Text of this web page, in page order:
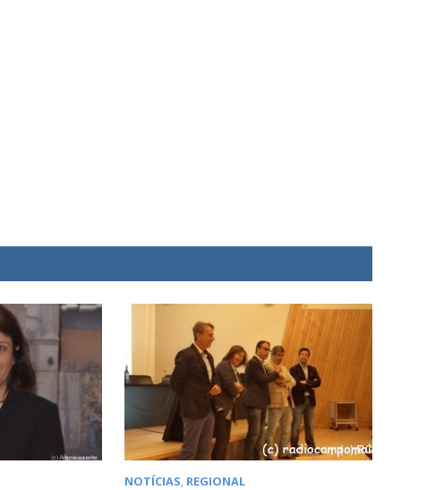
NOTÍCIAS, REGIONAL